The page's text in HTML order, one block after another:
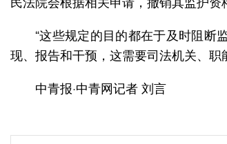
“这些规定的目的都在于及时阻断
现、报告和干预，这需要司法机关、职
中青报·中青网记者 刘言